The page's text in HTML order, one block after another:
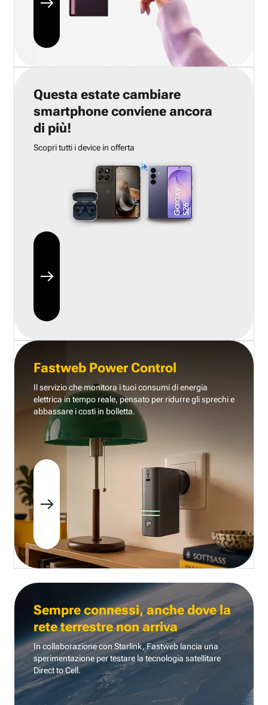
Questa estate cambiare
smartphone conviene ancora
di più!
Scopri tutti i device in offerta
Fastweb Power Control
Il servizio che monitora i tuoi consumi di energia
elettrica in tempo reale, pensato per ridurre gli sprechi e
abbassare i costi in bolletta.
Sempre connessi, anche dove la
rete terrestre non arriva
In collaborazione con Starlink, Fastweb lancia una
sperimentazione per testare la tecnologia satellitare
Direct to Cell.